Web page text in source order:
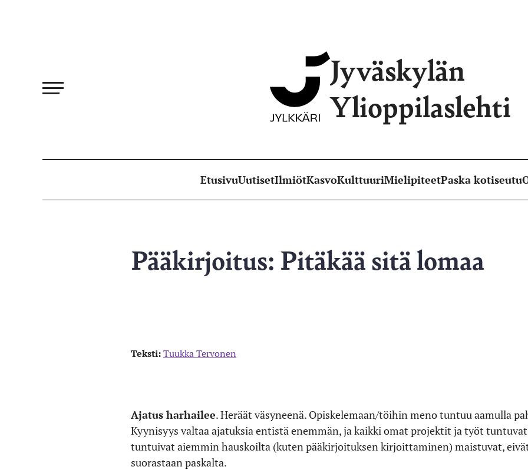
Jyväskylän
Ylioppilaslehti
EtusivuUutisetIlmiötKasvoKulttuuriMielipiteetPaska kotiseutu
Pääkirjoitus: Pitäkää sitä lomaa
Teksti:Tuukka Tervonen
Ajatus harhailee. Heräät väsyneenä. Opiskelemaan/töihin meno tuntuu aamulla
Kyynisyys valtaa ajatuksia entistä enemmän, ja kaikki omat projektit ja työt
tuntuivat aiemmin hauskoilta (kuten pääkirjoituksen kirjoittaminen) maistuvat,
suorastaan paskalta.